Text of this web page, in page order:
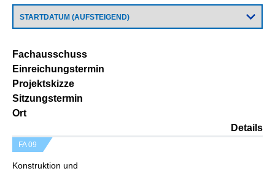
Fachausschuss
Einreichungstermin
Projektskizze
Sitzungstermin
Ort
Details
FA 09
Konstruktion und